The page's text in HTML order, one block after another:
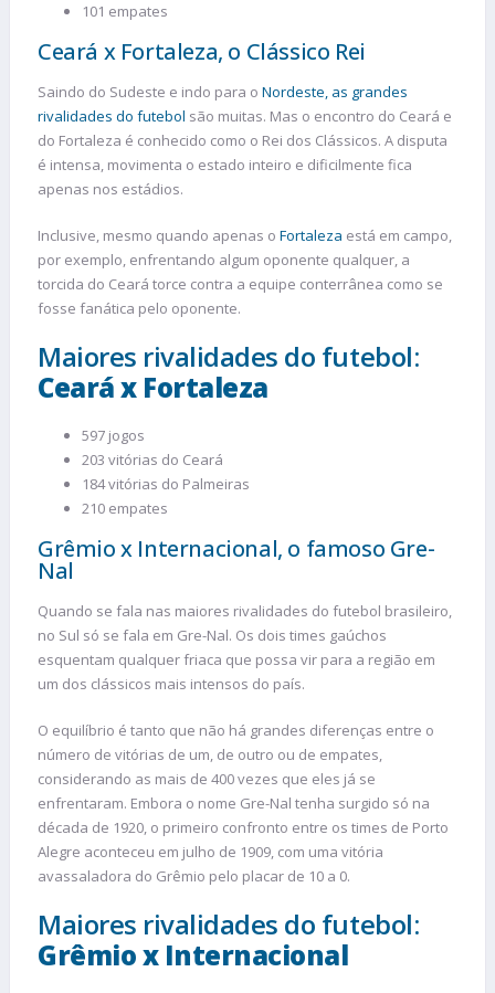
101 empates
Ceará x Fortaleza, o Clássico Rei
Saindo do Sudeste e indo para o Nordeste, as grandes
rivalidades do futebol são muitas. Mas o encontro do Ceará e
do Fortaleza é conhecido como o Rei dos Clássicos. A disputa
é intensa, movimenta o estado inteiro e dificilmente fica
apenas nos estádios.
Inclusive, mesmo quando apenas o Fortaleza está em campo,
por exemplo, enfrentando algum oponente qualquer, a
torcida do Ceará torce contra a equipe conterrânea como se
fosse fanática pelo oponente.
Maiores rivalidades do futebol:
Ceará x Fortaleza
597 jogos
203 vitórias do Ceará
184 vitórias do Palmeiras
210 empates
Grêmio x Internacional, o famoso Gre-
Nal
Quando se fala nas maiores rivalidades do futebol brasileiro,
no Sul só se fala em Gre-Nal. Os dois times gaúchos
esquentam qualquer friaca que possa vir para a região em
um dos clássicos mais intensos do país.
O equilíbrio é tanto que não há grandes diferenças entre o
número de vitórias de um, de outro ou de empates,
considerando as mais de 400 vezes que eles já se
enfrentaram. Embora o nome Gre-Nal tenha surgido só na
década de 1920, o primeiro confronto entre os times de Porto
Alegre aconteceu em julho de 1909, com uma vitória
avassaladora do Grêmio pelo placar de 10 a 0.
Maiores rivalidades do futebol:
Grêmio x Internacional